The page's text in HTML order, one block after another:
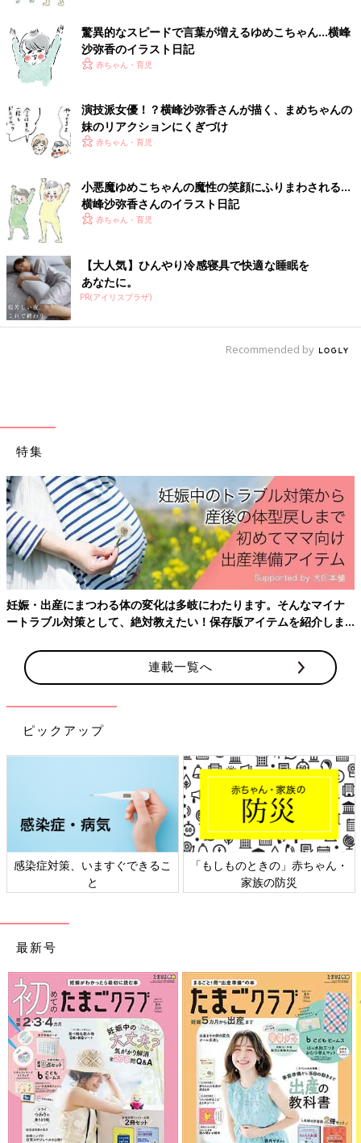
驚異的なスピードで言葉が増えるゆめこちゃん…横峰
沙弥香のイラスト日記
赤ちゃん・育児
演技派女優！？横峰沙弥香さんが描く、まめちゃんの
妹のリアクションにくぎづけ
赤ちゃん・育児
小悪魔ゆめこちゃんの魔性の笑顔にふりまわされる…
横峰沙弥香さんのイラスト日記
赤ちゃん・育児
【大人気】ひんやり冷感寝具で快適な睡眠を
あなたに。
PR(アイリスプラザ)
Recommended by
特集
妊娠・出産にまつわる体の変化は多岐にわたります。そんなマイナ
ートラブル対策として、絶対教えたい！保存版アイテムを紹介しま
連載一覧へ
ピックアップ
感染症対策、いますぐできるこ
と
「もしものときの」赤ちゃん・
家族の防災
最新号